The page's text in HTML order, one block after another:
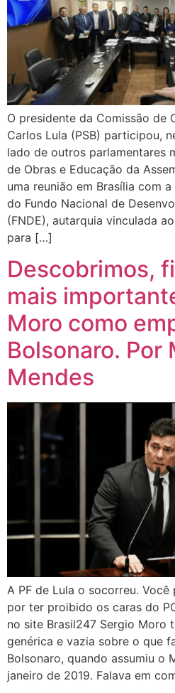
O presidente da Comissão de
Carlos Lula (PSB) participou,
lado de outros parlamentares
de Obras e Educação da
uma reunião em Brasília com
do Fundo Nacional de
(FNDE), autarquia vinculada
para […]
Descobrimos,
mais
Moro como
Bolsonaro. Por
Mendes
A PF de Lula o socorreu.
por ter proibido os caras do
no site Brasil247 Sergio Moro
genérica e vazia sobre o que
Bolsonaro, quando assumiu o
janeiro de 2019. Falava em